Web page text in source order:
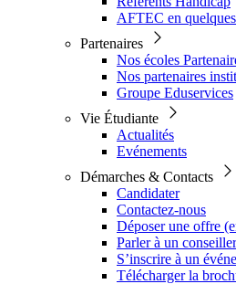
AFTEC en
Partenaires
Nos écoles
Nos partenaires
Groupe Eduservices
Vie Étudiante
Actualités
Evénements
Démarches & Contacts
Candidater
Contactez-nous
Déposer une offre
Parler à un conseiller
S’inscrire à un
Télécharger la